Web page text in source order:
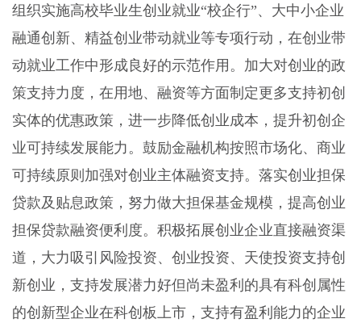
组织实施高校毕业生创业就业“校企行”、大中小企业
融通创新、精益创业带动就业等专项行动，在创业带
动就业工作中形成良好的示范作用。加大对创业的政
策支持力度，在用地、融资等方面制定更多支持初创
实体的优惠政策，进一步降低创业成本，提升初创企
业可持续发展能力。鼓励金融机构按照市场化、商业
可持续原则加强对创业主体融资支持。落实创业担保
贷款及贴息政策，努力做大担保基金规模，提高创业
担保贷款融资便利度。积极拓展创业企业直接融资渠
道，大力吸引风险投资、创业投资、天使投资支持创
新创业，支持发展潜力好但尚未盈利的具有科创属性
的创新型企业在科创板上市，支持有盈利能力的企业